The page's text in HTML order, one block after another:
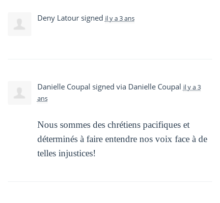
Deny Latoursigned il y a 3 ans
Danielle Coupal signed via Danielle Coupal il y a 3
ans
Nous sommes des chrétiens pacifiques et
déterminés à faire entendre nos voix face à de
telles injustices!